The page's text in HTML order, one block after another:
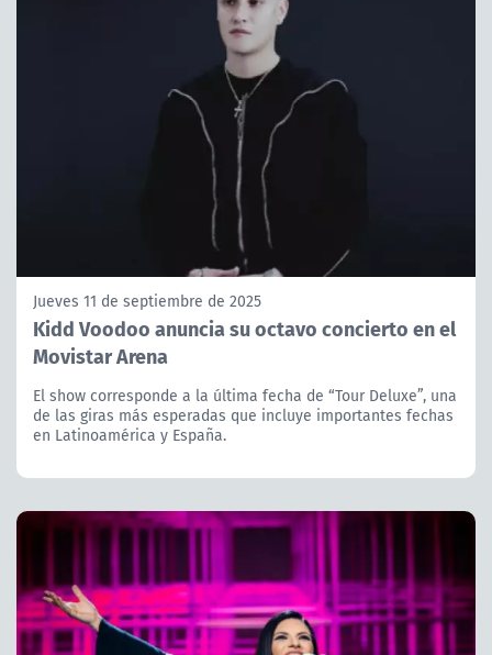
Jueves 11 de septiembre de 2025
Kidd Voodoo anuncia su octavo concierto en el
Movistar Arena
El show corresponde a la última fecha de “Tour Deluxe”, una
de las giras más esperadas que incluye importantes fechas
en Latinoamérica y España.